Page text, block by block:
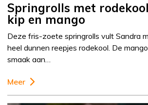
Springrolls met
kip en mango
Deze fris-zoete springrolls vult Sandra
heel dunnen reepjes rodekool. De
smaak aan…
Meer